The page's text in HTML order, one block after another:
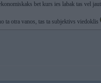
bet kurs ies labak tas vel
ta otra vanos, tas ta subjektivs viedoklis